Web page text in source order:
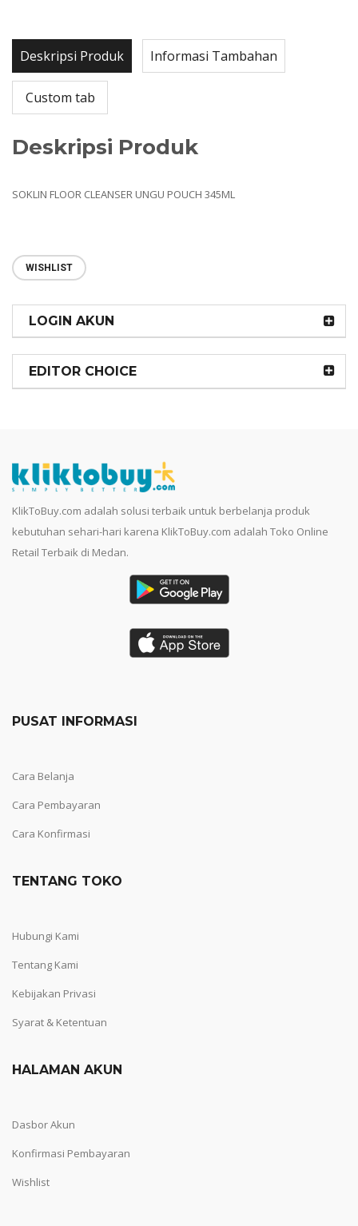
Deskripsi Produk Informasi Tambahan
Custom tab
Deskripsi Produk
SOKLIN FLOOR CLEANSER UNGU POUCH 345ML
WISHLIST
LOGIN AKUN
EDITOR CHOICE
KlikToBuy.com adalah solusi terbaik untuk berbelanja produk
kebutuhan sehari-hari karena KlikToBuy.com adalah Toko Online
Retail Terbaik di Medan.
PUSAT INFORMASI
Cara Belanja
Cara Pembayaran
Cara Konfirmasi
TENTANG TOKO
Hubungi Kami
Tentang Kami
Kebijakan Privasi
Syarat & Ketentuan
HALAMAN AKUN
Dasbor Akun
Konfirmasi Pembayaran
Wishlist